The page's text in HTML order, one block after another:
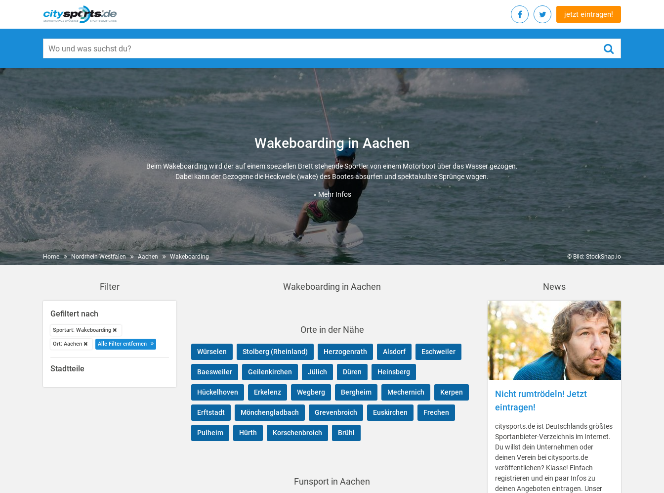
jetzt eintragen!
Wakeboarding in Aachen
Beim Wakeboarding wird der auf einem speziellen Brett stehende Sportler von einem Motorboot über das Wasser gezogen.
Dabei kann der Gezogene die Heckwelle (wake) des Bootes absurfen und spektakuläre Sprünge wagen.
» Mehr Infos
Home Nordrhein-Westfalen Aachen Wakeboarding © Bild: StockSnap.io
Filter
Gefiltert nach
Sportart: Wakeboarding
Ort: Aachen Alle Filter entfernen
Stadtteile
Wakeboarding in Aachen
Orte in der Nähe
Würselen Stolberg (Rheinland) Herzogenrath Alsdorf Eschweiler
Baesweiler Geilenkirchen Jülich Düren Heinsberg
Hückelhoven Erkelenz Wegberg Bergheim Mechernich Kerpen
Erftstadt Mönchengladbach Grevenbroich Euskirchen Frechen
Pulheim Hürth Korschenbroich Brühl
Funsport in Aachen
News
Nicht rumtrödeln! Jetzt
eintragen!
citysports.de ist Deutschlands größtes
Sportanbieter-Verzeichnis im Internet.
Du willst dein Unternehmen oder
deinen Verein bei citysports.de
veröffentlichen? Klasse! Einfach
registrieren und ein paar Infos zu
deinen Angeboten eintragen. Unser